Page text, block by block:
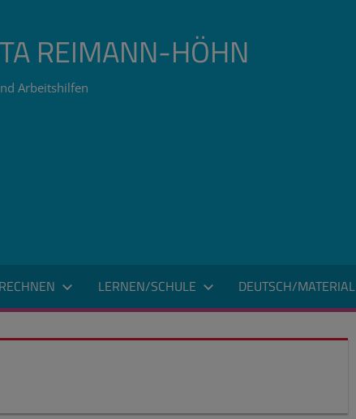
REIMANN-HÖHN
Arbeitshilfen
RECHNEN LERNEN/SCHULE DEUTSCH/MATERIAL